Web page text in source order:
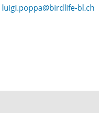
luigi.poppa@birdlife-bl.ch